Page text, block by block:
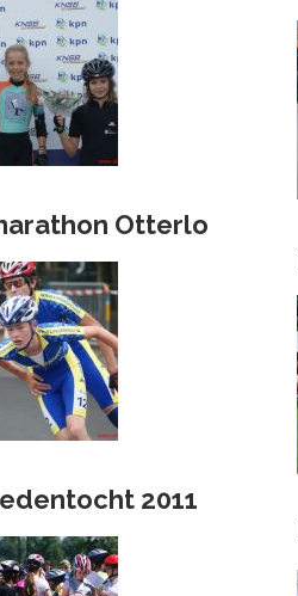
Otterlo
2011